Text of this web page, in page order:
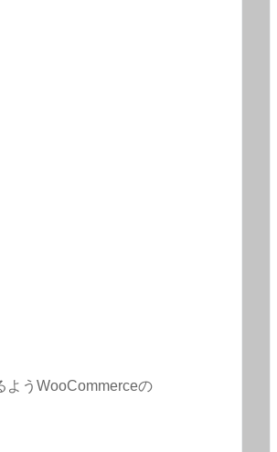
ようWooCommerceの